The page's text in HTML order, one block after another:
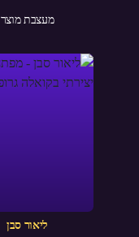
מעצבת מוצר
ליאור סבן